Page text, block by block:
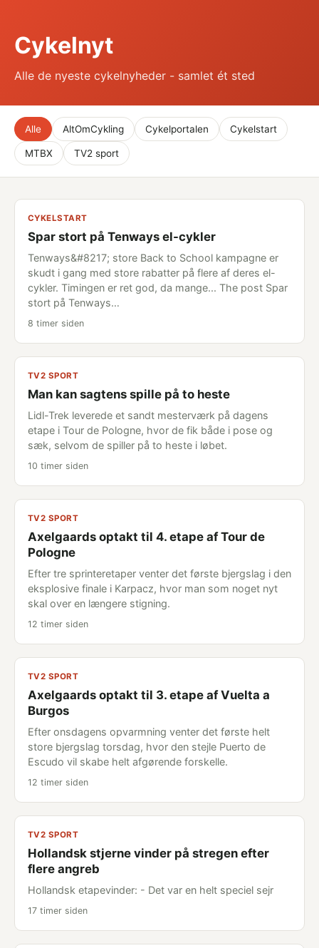
Cykelnyt
Alle de nyeste cykelnyheder - samlet ét sted
Alle AltOmCykling Cykelportalen Cykelstart
MTBX TV2 sport
CYKELSTART
Spar stort på Tenways el-cykler
Tenways&#8217; store Back to School kampagne er
skudt i gang med store rabatter på flere af deres el-
cykler. Timingen er ret god, da mange... The post Spar
stort på Tenways…
8 timer siden
TV2 SPORT
Man kan sagtens spille på to heste
Lidl-Trek leverede et sandt mesterværk på dagens
etape i Tour de Pologne, hvor de fik både i pose og
sæk, selvom de spiller på to heste i løbet.
10 timer siden
TV2 SPORT
Axelgaards optakt til 4. etape af Tour de
Pologne
Efter tre sprinteretaper venter det første bjergslag i den
eksplosive finale i Karpacz, hvor man som noget nyt
skal over en længere stigning.
12 timer siden
TV2 SPORT
Axelgaards optakt til 3. etape af Vuelta a
Burgos
Efter onsdagens opvarmning venter det første helt
store bjergslag torsdag, hvor den stejle Puerto de
Escudo vil skabe helt afgørende forskelle.
12 timer siden
TV2 SPORT
Hollandsk stjerne vinder på stregen efter
flere angreb
Hollandsk etapevinder: - Det var en helt speciel sejr
17 timer siden